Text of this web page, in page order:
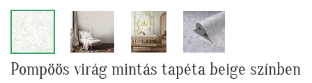
Pompöös virág mintás tapéta beige színben